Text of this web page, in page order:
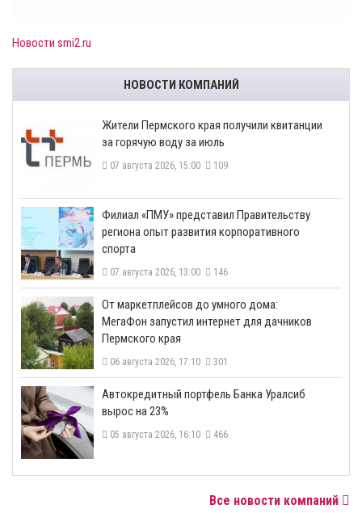
Новости smi2.ru
НОВОСТИ КОМПАНИЙ
​Жители Пермского края получили квитанции
за горячую воду за июль
07 августа 2026, 15:00 109
​Филиал «ПМУ» представил Правительству
региона опыт развития корпоративного
спорта
07 августа 2026, 13:00 146
От маркетплейсов до умного дома:
МегаФон запустил интернет для дачников
Пермского края
06 августа 2026, 17:10 301
​Автокредитный портфель Банка Уралсиб
вырос на 23%
05 августа 2026, 16:10 466
Все новости компаний